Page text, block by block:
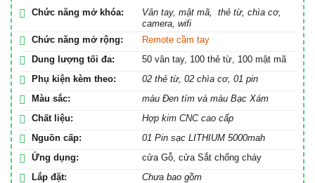
Chức năng mở khóa:
Vân tay, mật mã, thẻ từ, chìa cơ,
camera, wifi
Chức năng mở rộng:
Remote cầm tay
Dung lượng tối đa:
50 vân tay, 100 thẻ từ, 100 mật mã
Phụ kiện kèm theo:
02 thẻ từ, 02 chìa cơ, 01 pin
Màu sắc:
màu Đen tím và màu Bạc Xám
Chất liệu:
Hợp kim CNC cao cấp
Nguồn cấp:
01 Pin sạc LITHIUM 5000mah
Ứng dụng:
cửa Gỗ, cửa Sắt chống cháy
Lắp đặt:
Chưa bao gồm